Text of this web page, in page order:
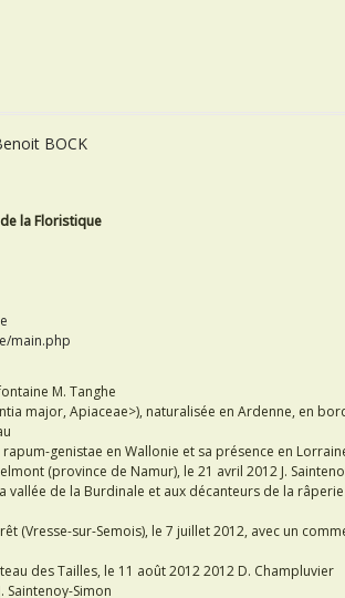
BOCK
la Floristique
main.php
M. Tanghe
major, Apiaceae>), naturalisée en Ardenne, en
genistae en Wallonie et sa présence en
(province de Namur), le 21 avril 2012 J.
vallée de la Burdinale et aux décanteurs de la
(Vresse-sur-Semois), le 7 juillet 2012, avec un
des Tailles, le 11 août 2012 2012 D. Champluvier
Saintenoy-Simon